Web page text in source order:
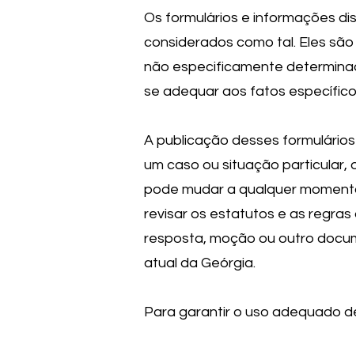
Os formulários e informações
considerados como tal. Eles
não especificamente
se adequar aos fatos
A publicação desses
um caso ou situação particular,
pode mudar a qualquer
revisar os estatutos e as
resposta, moção ou outro
atual da Geórgia.
Para garantir o uso adequado